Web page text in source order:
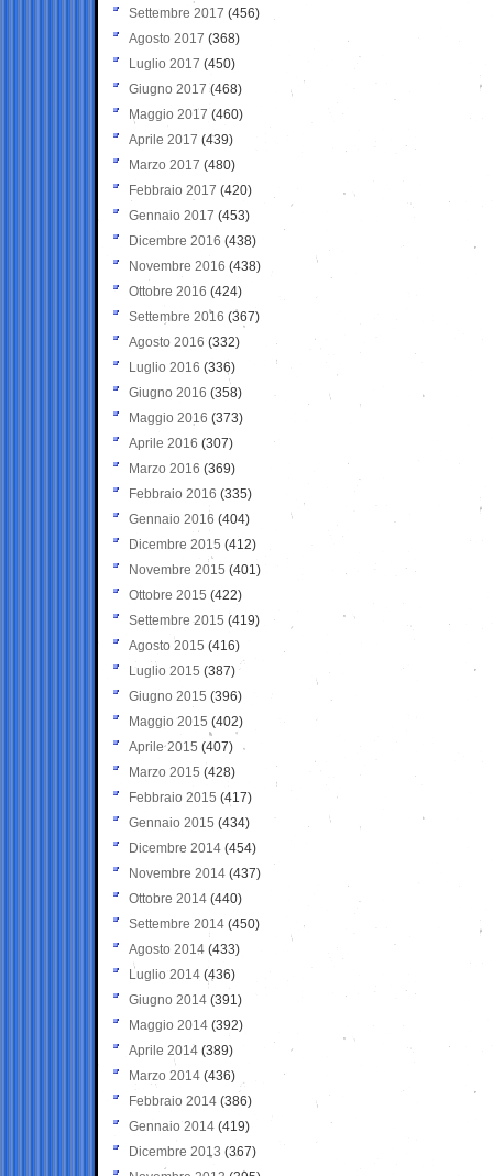
Settembre 2017 (456)
Agosto 2017 (368)
Luglio 2017 (450)
Giugno 2017 (468)
Maggio 2017 (460)
Aprile 2017 (439)
Marzo 2017 (480)
Febbraio 2017 (420)
Gennaio 2017 (453)
Dicembre 2016 (438)
Novembre 2016 (438)
Ottobre 2016 (424)
Settembre 2016 (367)
Agosto 2016 (332)
Luglio 2016 (336)
Giugno 2016 (358)
Maggio 2016 (373)
Aprile 2016 (307)
Marzo 2016 (369)
Febbraio 2016 (335)
Gennaio 2016 (404)
Dicembre 2015 (412)
Novembre 2015 (401)
Ottobre 2015 (422)
Settembre 2015 (419)
Agosto 2015 (416)
Luglio 2015 (387)
Giugno 2015 (396)
Maggio 2015 (402)
Aprile 2015 (407)
Marzo 2015 (428)
Febbraio 2015 (417)
Gennaio 2015 (434)
Dicembre 2014 (454)
Novembre 2014 (437)
Ottobre 2014 (440)
Settembre 2014 (450)
Agosto 2014 (433)
Luglio 2014 (436)
Giugno 2014 (391)
Maggio 2014 (392)
Aprile 2014 (389)
Marzo 2014 (436)
Febbraio 2014 (386)
Gennaio 2014 (419)
Dicembre 2013 (367)